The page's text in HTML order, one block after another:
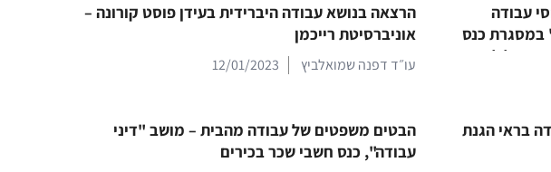
עבודה
במסגרת כנס
של לשכת
הרצאה בנושא עבודה היברידית בעידן פוסט קורונה –
אוניברסיטת רייכמן
עו״ד דפנה שמואלביץ 12/01/2023
בראי הגנת
הבטים משפטים של עבודה מהבית – מושב "דיני
עבודה", כנס חשבי שכר בכירים